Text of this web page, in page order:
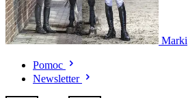
Marki
Pomoc
Newsletter